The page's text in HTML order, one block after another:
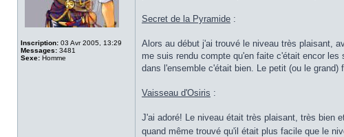
Inscription: 03 Avr 2005, 13:29
Messages: 3481
Sexe: Homme
Secret de la Pyramide :
Alors au début j'ai trouvé le niveau très plaisant,
me suis rendu compte qu'en faite c'était encor
dans l'ensemble c'était bien. Le petit (ou le
Vaisseau d'Osiris :
J'ai adoré! Le niveau était très plaisant, très bien
quand même trouvé qu'il était plus facile que le